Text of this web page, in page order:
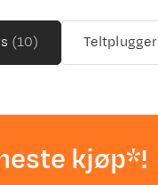
(10) Teltplugger
kjøp*!